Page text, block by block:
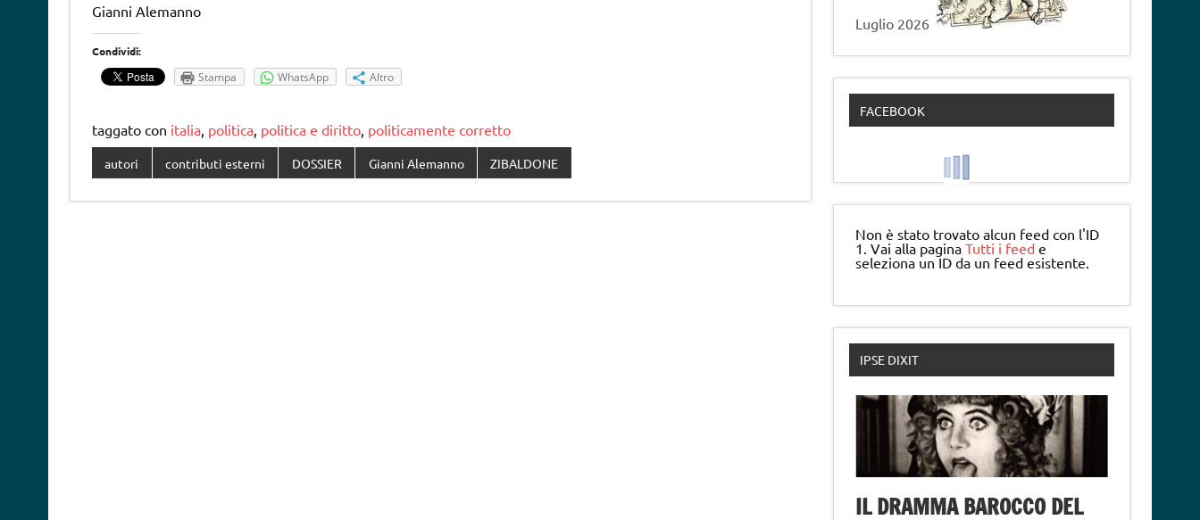
Gianni Alemanno
Condividi:
Stampa WhatsApp Altro
taggato con italia, politica, politica e diritto, politicamente corretto
autori contributi esterni DOSSIER Gianni Alemanno ZIBALDONE
Luglio 2026
FACEBOOK
Non è stato trovato alcun feed con l'ID
1. Vai alla paginaTutti i feed e
seleziona un ID da un feed esistente.
IPSE DIXIT
IL DRAMMA BAROCCO DEL